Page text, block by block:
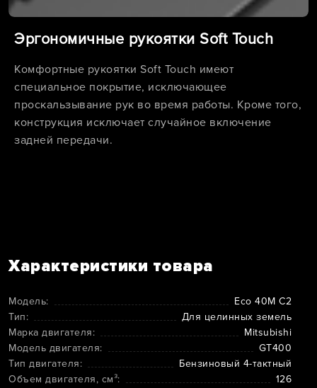
Эргономичные рукоятки Soft Touch
Комфортные рукоятки Soft Touch имеют
специальное покрытие, исключающее
проскальзывание рук во время работы. Кроме того,
конструкция исключает случайное включение
задней передачи.
Характеристики товара
Модель:
Eco 40M C2
Тип:
Для целинных земель
Марка двигателя:
Mitsubishi
Модель двигателя:
GT400
Тип двигателя:
Бензиновый 4-тактный
Объем двигателя, см³:
126